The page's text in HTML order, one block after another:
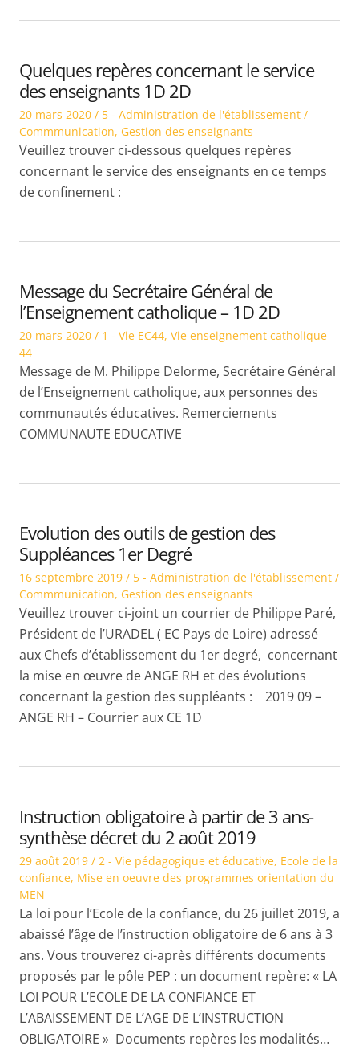
Quelques repères concernant le service
des enseignants 1D 2D
Posted
on
20 mars 2020
Posted
in
5 - Administration de l'établissement /
Commmunication, Gestion des enseignants
Veuillez trouver ci-dessous quelques repères
concernant le service des enseignants en ce temps
de confinement :
Message du Secrétaire Général de
l’Enseignement catholique – 1D 2D
Posted
on
20 mars 2020
Posted
1 - Vie EC44, Vie enseignement catholique
44
Message de M. Philippe Delorme, Secrétaire Général
de l’Enseignement catholique, aux personnes des
communautés éducatives. Remerciements
COMMUNAUTE EDUCATIVE
Evolution des outils de gestion des
Suppléances 1er Degré
Posted
on
16 septembre 2019
Posted
in
5 - Administration de l'établissement /
Commmunication, Gestion des enseignants
Veuillez trouver ci-joint un courrier de Philippe Paré,
Président de l’URADEL ( EC Pays de Loire) adressé
aux Chefs d’établissement du 1er degré, concernant
la mise en œuvre de ANGE RH et des évolutions
concernant la gestion des suppléants : 2019 09 –
ANGE RH – Courrier aux CE 1D
Instruction obligatoire à partir de 3 ans-
synthèse décret du 2 août 2019
Posted
on
29 août 2019
Posted
in
2 - Vie pédagogique et éducative, Ecole de la
confiance, Mise en oeuvre des programmes orientation du
MEN
La loi pour l’Ecole de la confiance, du 26 juillet 2019, a
abaissé l’âge de l’instruction obligatoire de 6 ans à 3
ans. Vous trouverez ci-après différents documents
proposés par le pôle PEP : un document repère: « LA
LOI POUR L’ECOLE DE LA CONFIANCE ET
L’ABAISSEMENT DE L’AGE DE L’INSTRUCTION
OBLIGATOIRE » Documents repères les modalités…